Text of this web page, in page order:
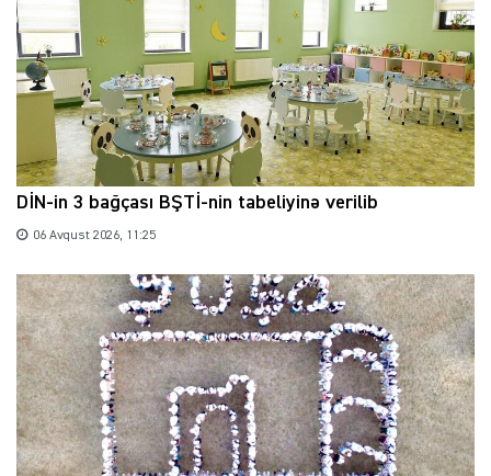
DİN-in 3 bağçası BŞTİ-nin tabeliyinə verilib
06 Avqust 2026, 11:25